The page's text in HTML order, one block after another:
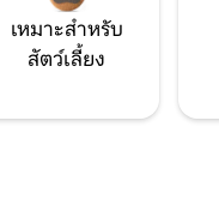
เหมาะสำหรับ
สัตว์เลี้ยง